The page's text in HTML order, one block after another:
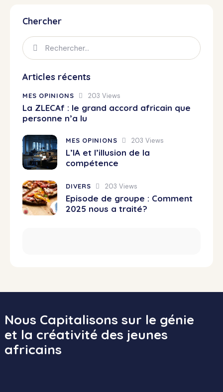
Chercher
Articles récents
MES OPINIONS 203 Views
La ZLECAf : le grand accord africain que
personne n’a lu
MES OPINIONS 203 Views
L’IA et l’illusion de la
compétence
DIVERS 203 Views
Episode de groupe : Comment
2025 nous a traité?
Nous Capitalisons sur le génie
et la créativité des jeunes
africains